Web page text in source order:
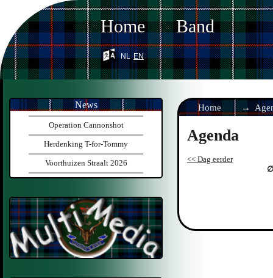
Home Band
nl en
Home
Agenda
<< Dag eerder
News
Operation Cannonshot
Herdenking T-for-Tommy
Voorthuizen Straalt 2026